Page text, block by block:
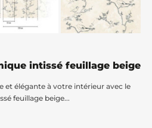
intissé feuillage beige
et élégante à votre intérieur avec le
feuillage beige...